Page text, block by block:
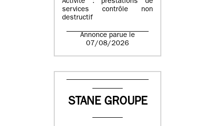
Activité : prestations de
services contrôle non
destructif
Annonce parue le
07/08/2026
STANE GROUPE